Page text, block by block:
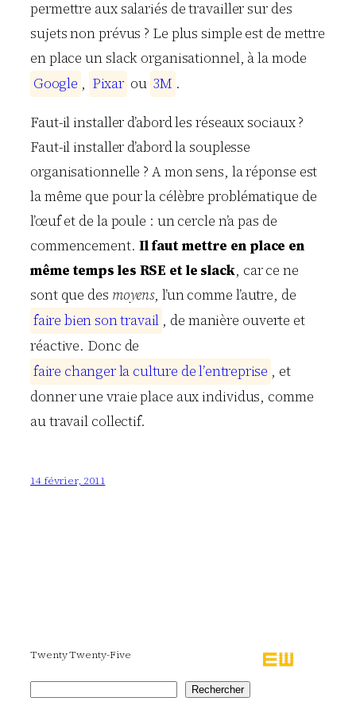
permettre aux salariés de travailler sur des
sujets non prévus ? Le plus simple est de mettre
en place un slack organisationnel, à la mode
Google , Pixar ou 3M .
Faut-il installer d’abord les réseaux sociaux ?
Faut-il installer d’abord la souplesse
organisationnelle ? A mon sens, la réponse est
la même que pour la célèbre problématique de
l’œuf et de la poule : un cercle n’a pas de
commencement. Il faut mettre en place en
même temps les RSE et le slack, car ce ne
sont que des moyens, l’un comme l’autre, de
faire bien sontravail , de manière ouverte et
réactive. Donc de
faire changerla culture del’entreprise , et
donner une vraie place aux individus, comme
au travail collectif.
14 février, 2011
Twenty Twenty-Five
Rechercher